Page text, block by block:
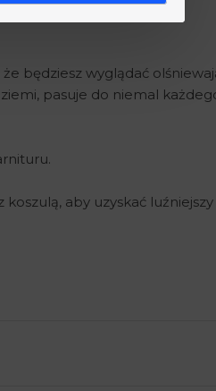
będziesz wyglądać
pasuje do niemal
aby uzyskać luźniejszy